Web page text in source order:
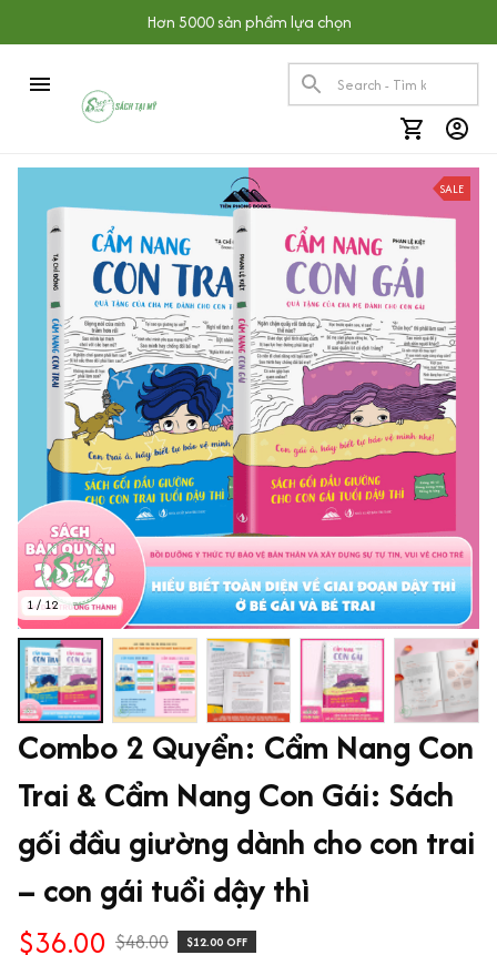
Hơn 5000 sản phẩm lựa chọn
1 / 12
SALE
Combo 2 Quyển: Cẩm Nang Con
Trai & Cẩm Nang Con Gái: Sách
gối đầu giường dành cho con trai
– con gái tuổi dậy thì
$36.00 $48.00 $12.00 OFF